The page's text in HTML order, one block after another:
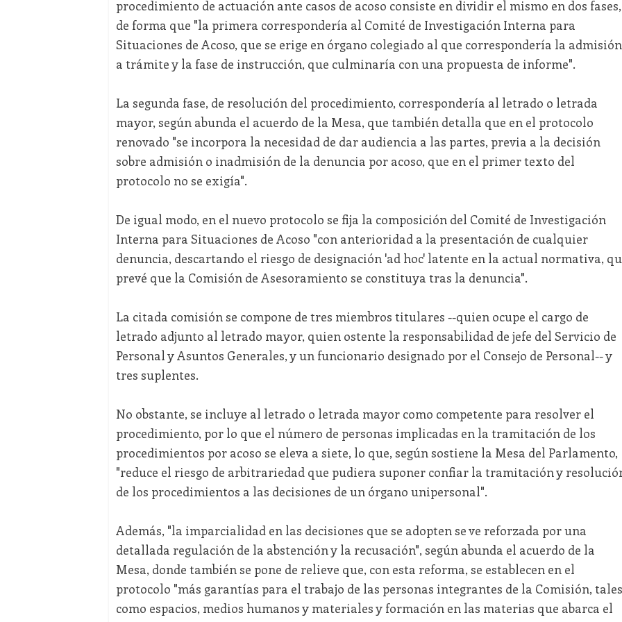
procedimiento de actuación ante casos de acoso consiste en dividir el mismo en dos fases,
de forma que "la primera correspondería al Comité de Investigación Interna para
Situaciones de Acoso, que se erige en órgano colegiado al que correspondería la admisión
a trámite y la fase de instrucción, que culminaría con una propuesta de informe".
La segunda fase, de resolución del procedimiento, correspondería al letrado o letrada
mayor, según abunda el acuerdo de la Mesa, que también detalla que en el protocolo
renovado "se incorpora la necesidad de dar audiencia a las partes, previa a la decisión
sobre admisión o inadmisión de la denuncia por acoso, que en el primer texto del
protocolo no se exigía".
De igual modo, en el nuevo protocolo se fija la composición del Comité de Investigación
Interna para Situaciones de Acoso "con anterioridad a la presentación de cualquier
denuncia, descartando el riesgo de designación 'ad hoc' latente en la actual normativa,
prevé que la Comisión de Asesoramiento se constituya tras la denuncia".
La citada comisión se compone de tres miembros titulares --quien ocupe el cargo de
letrado adjunto al letrado mayor, quien ostente la responsabilidad de jefe del Servicio de
Personal y Asuntos Generales, y un funcionario designado por el Consejo de Personal-- y
tres suplentes.
No obstante, se incluye al letrado o letrada mayor como competente para resolver el
procedimiento, por lo que el número de personas implicadas en la tramitación de los
procedimientos por acoso se eleva a siete, lo que, según sostiene la Mesa del Parlamento,
"reduce el riesgo de arbitrariedad que pudiera suponer confiar la tramitación y
de los procedimientos a las decisiones de un órgano unipersonal".
Además, "la imparcialidad en las decisiones que se adopten se ve reforzada por una
detallada regulación de la abstención y la recusación", según abunda el acuerdo de la
Mesa, donde también se pone de relieve que, con esta reforma, se establecen en el
protocolo "más garantías para el trabajo de las personas integrantes de la Comisión, tales
como espacios, medios humanos y materiales y formación en las materias que abarca el